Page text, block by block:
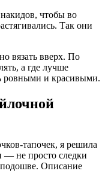
чтобы во
Так они
вязать вверх. По
а где лучше
ровными и красивыми.
тапочек, я решила
не просто следки
Описание